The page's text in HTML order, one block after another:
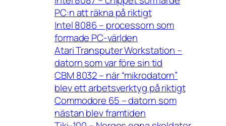
PC:n att räkna på riktigt
Intel 8086 – processorn som
formade PC-världen
Atari Transputer Workstation –
datorn som var före sin tid
CBM 8032 – när “mikrodatorn”
blev ett arbetsverktyg på riktigt
Commodore 65 – datorn som
nästan blev framtiden